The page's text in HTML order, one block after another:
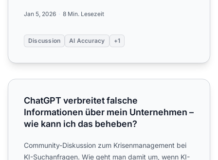
Jan 5, 2026 8 Min. Lesezeit
Discussion AI Accuracy +1
ChatGPT verbreitet falsche Informationen über mein
ChatGPT verbreitet falsche
Informationen über mein Unternehmen –
wie kann ich das beheben?
Community-Diskussion zum Krisenmanagement bei
KI-Suchanfragen. Wie geht man damit um, wenn KI-